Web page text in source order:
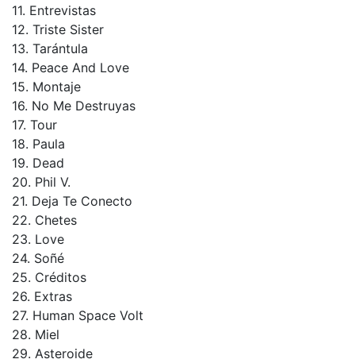
11. Entrevistas
12. Triste Sister
13. Tarántula
14. Peace And Love
15. Montaje
16. No Me Destruyas
17. Tour
18. Paula
19. Dead
20. Phil V.
21. Deja Te Conecto
22. Chetes
23. Love
24. Soñé
25. Créditos
26. Extras
27. Human Space Volt
28. Miel
29. Asteroide